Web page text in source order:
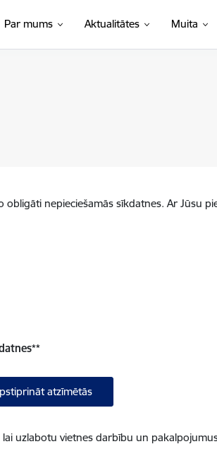
Par mums Aktualitātes Muita
nepieciešamās sīkdatnes. Ar Jūsu
**
atzīmētās
uzlabotu vietnes darbību un